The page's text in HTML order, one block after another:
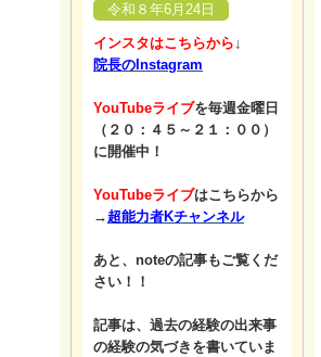
令和８年6月24日
インスタはこちらから↓
院長のInstagram
YouTubeライブを毎週金曜日
（２０：４５～２１：００）
に開催中！
YouTubeライブはこちらから
→超能力者Kチャンネル
あと、noteの記事もご覧くだ
さい！！
記事は、過去の経験の出来事
の経験の気づきを書いていま